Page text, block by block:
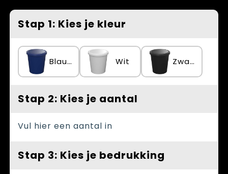
Themapakketten
Veiligheid, Auto en Fiets
Waterflesjes
Bedrijfskleding
Stap 1: Kies je kleur
Blauw Wit Zwart
Stap 2: Kies je aantal
Vul hier een aantal in
Stap 3: Kies je bedrukking